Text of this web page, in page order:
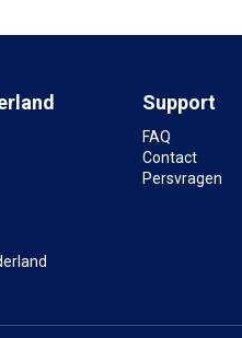
Support
FAQ
Contact
Persvragen